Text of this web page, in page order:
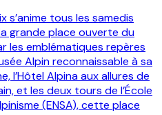
s’anime tous les samedis
grande place ouverte du
les emblématiques repères
Alpin reconnaissable à sa
l’Hôtel Alpina aux allures de
et les deux tours de l’École
(ENSA), cette place